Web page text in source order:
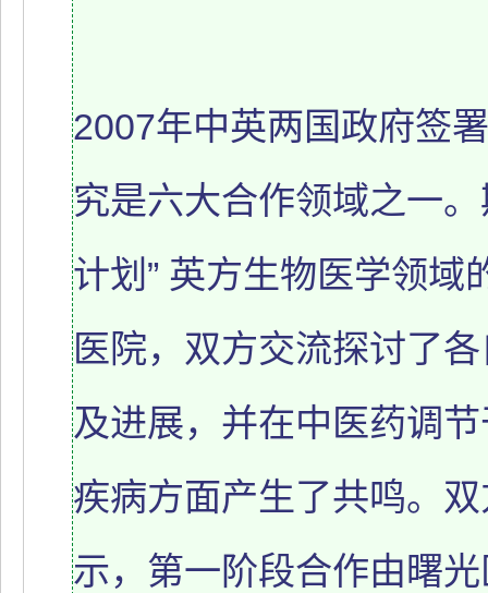
2007年中英两国政府签
究是六大合作领域之一
计划” 英方生物医学领域
医院，双方交流探讨了
及进展，并在中医药调
疾病方面产生了共鸣。
示，第一阶段合作由曙